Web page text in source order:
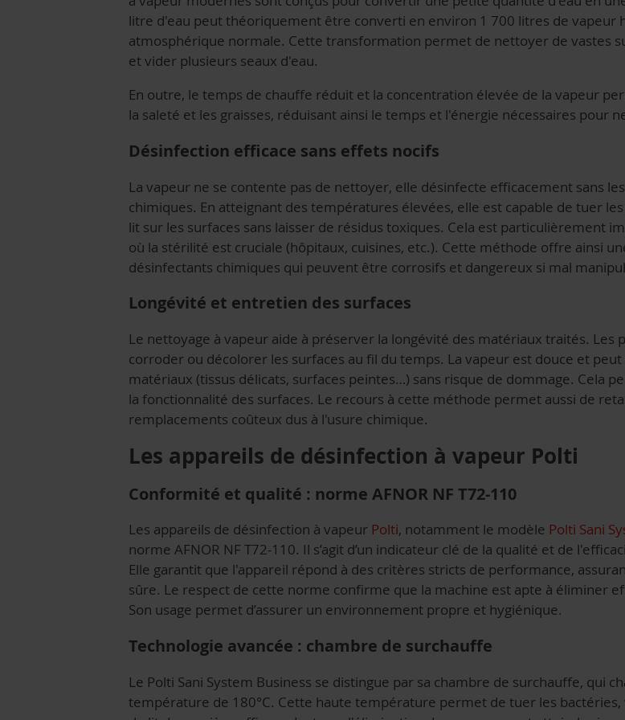
litre d'eau peut théoriquement être converti en environ 1 700 litres de vapeur
atmosphérique normale. Cette transformation permet de nettoyer de vastes
et vider plusieurs seaux d'eau.
En outre, le temps de chauffe réduit et la concentration élevée de la vapeur
la saleté et les graisses, réduisant ainsi le temps et l'énergie nécessaires pour
Désinfection efficace sans effets nocifs
La vapeur ne se contente pas de nettoyer, elle désinfecte efficacement sans
chimiques. En atteignant des températures élevées, elle est capable de tuer
lit sur les surfaces sans laisser de résidus toxiques. Cela est particulièrement
où la stérilité est cruciale (hôpitaux, cuisines, etc.). Cette méthode offre ainsi
désinfectants chimiques qui peuvent être corrosifs et dangereux si mal
Longévité et entretien des surfaces
Le nettoyage à vapeur aide à préserver la longévité des matériaux traités. Les
corroder ou décolorer les surfaces au fil du temps. La vapeur est douce et
matériaux (tissus délicats, surfaces peintes…) sans risque de dommage. Cela
la fonctionnalité des surfaces. Le recours à cette méthode permet aussi de
remplacements coûteux dus à l'usure chimique.
Les appareils de désinfection à vapeur Polti
Conformité et qualité : norme AFNOR NF T72-110
Les appareils de désinfection à vapeur Polti, notamment le modèle Polti Sani
norme AFNOR NF T72-110. Il s’agit d’un indicateur clé de la qualité et de
Elle garantit que l'appareil répond à des critères stricts de performance,
sûre. Le respect de cette norme confirme que la machine est apte à éliminer
Son usage permet d’assurer un environnement propre et hygiénique.
Technologie avancée : chambre de surchauffe
Le Polti Sani System Business se distingue par sa chambre de surchauffe, qui
température de 180°C. Cette haute température permet de tuer les bactéries,